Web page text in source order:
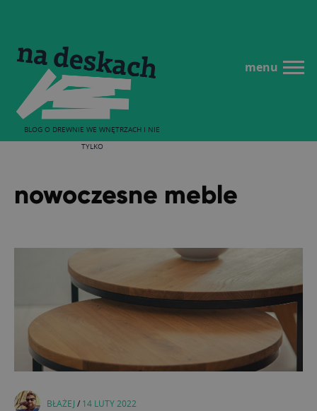
BLOG O DREWNIE WE WNĘTRZACH I NIE
TYLKO
menu
nowoczesne meble
BŁAŻEJ / 14 LUTY 2022